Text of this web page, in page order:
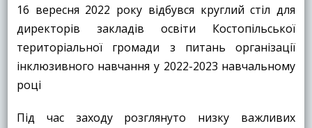
16 вересня 2022 року відбувся круглий стіл для
директорів закладів освіти Костопільської
територіальної громади з питань організації
інклюзивного навчання у 2022-2023 навчальному
році
Під час заходу розглянуто низку важливих